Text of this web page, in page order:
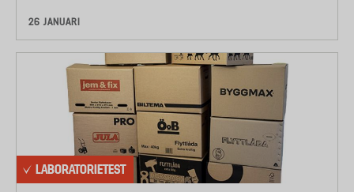
26 JANUARI
LABORATORIETEST